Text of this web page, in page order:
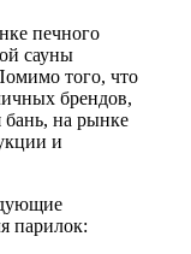
печного
сауны
того, что
брендов,
на рынке
и
парилок: